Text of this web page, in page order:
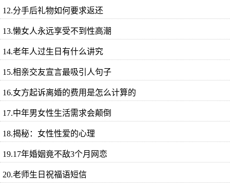
12.分手后礼物如何要求返还
13.懒女人永远享受不到性高潮
14.老年人过生日有什么讲究
15.相亲交友宣言最吸引人句子
16.女方起诉离婚的费用是怎么计算的
17.中年男女性生活需求会颠倒
18.揭秘：女性性爱的心理
19.17年婚姻竟不敌3个月网恋
20.老师生日祝福语短信